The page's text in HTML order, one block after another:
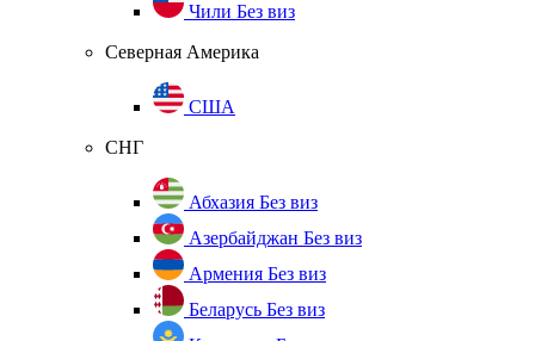
Чили Без виз
Северная Америка
США
СНГ
Абхазия Без виз
Азербайджан Без виз
Армения Без виз
Беларусь Без виз